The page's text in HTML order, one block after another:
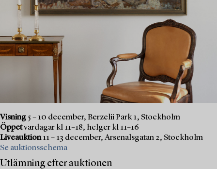
Visning 5 – 10 december, Berzelii Park 1, Stockholm
Öppetvardagar kl 11–18, helger kl 11–16
Liveauktion11 – 13 december, Arsenalsgatan 2, Stockholm
Se auktionsschema
Utlämning efter auktionen